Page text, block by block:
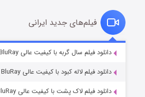
قسمت7 (زیرنویس)
فیلم‌های جدید ایرانی
دانلود فیلم سال گربه با کیفیت عالی BluRay
دانلود فیلم لاله کبود با کیفیت عالی BluRay
دانلود فیلم لاک پشت با کیفیت عالی BluRay